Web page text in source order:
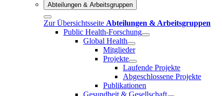
Abteilungen & Arbeitsgruppen
Zur Übersichtsseite Abteilungen & Arbeitsgruppen
Public Health-Forschung
Global Health
Mitglieder
Projekte
Laufende Projekte
Abgeschlossene Projekte
Publikationen
Gesundheit & Gesellschaft